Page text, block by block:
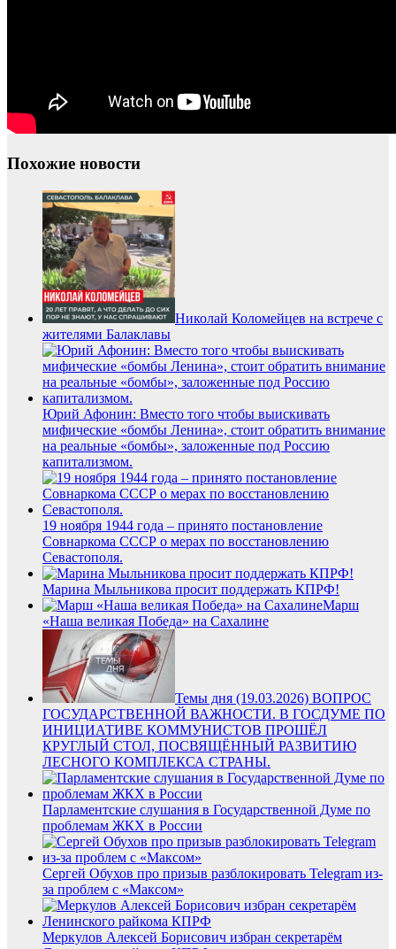
Похожие новости
Николай Коломейцев на встрече с
жителями Балаклавы
Юрий Афонин: Вместо того чтобы выискивать
мифические «бомбы Ленина», стоит обратить внимание
на реальные «бомбы», заложенные под Россию
капитализмом.
19 ноября 1944 года – принято постановление
Совнаркома СССР о мерах по восстановлению
Севастополя.
Марина Мыльникова просит поддержать КПРФ!
Марш
«Наша великая Победа» на Сахалине
Темы дня (19.03.2026) ВОПРОС
ГОСУДАРСТВЕННОЙ ВАЖНОСТИ. В ГОСДУМЕ ПО
ИНИЦИАТИВЕ КОММУНИСТОВ ПРОШЁЛ
КРУГЛЫЙ СТОЛ, ПОСВЯЩЁННЫЙ РАЗВИТИЮ
ЛЕСНОГО КОМПЛЕКСА СТРАНЫ.
Парламентские слушания в Государственной Думе по
проблемам ЖКХ в России
Сергей Обухов про призыв разблокировать Telegram из-
за проблем с «Максом»
Меркулов Алексей Борисович избран секретарём